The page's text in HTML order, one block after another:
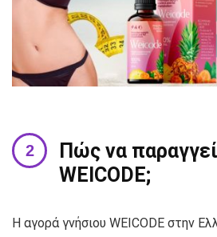
Πώς να
WEICODE;
Η αγορά γνήσιου WEICODE στην